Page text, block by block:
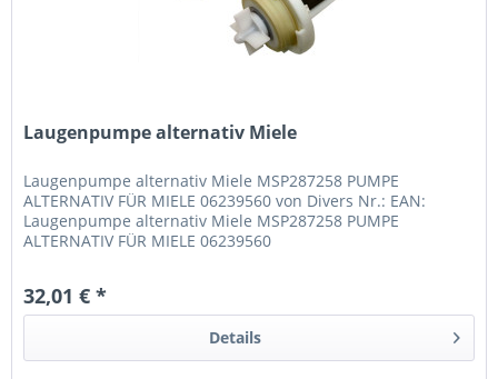
Laugenpumpe alternativ Miele
Laugenpumpe alternativ Miele MSP287258 PUMPE
ALTERNATIV FÜR MIELE 06239560 von Divers Nr.: EAN:
Laugenpumpe alternativ Miele MSP287258 PUMPE
ALTERNATIV FÜR MIELE 06239560
32,01 € *
Details